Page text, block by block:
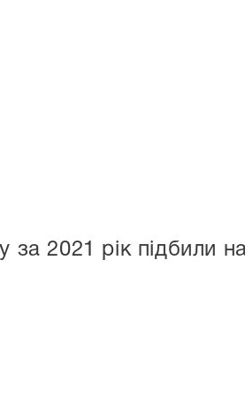
за 2021 рік підбили